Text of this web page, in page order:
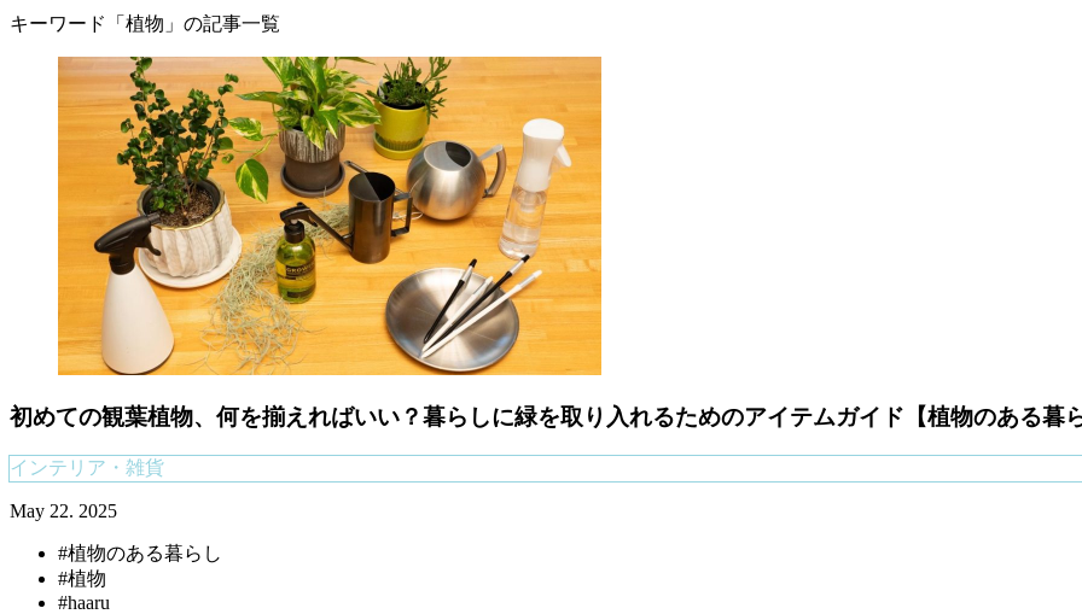
キーワード「植物」の記事一覧
初めての観葉植物、何を揃えればいい？暮らしに緑を取り入れるためのアイテムガイド【植物のある暮
インテリア・雑貨
May 22. 2025
#植物のある暮らし
#植物
#haaru